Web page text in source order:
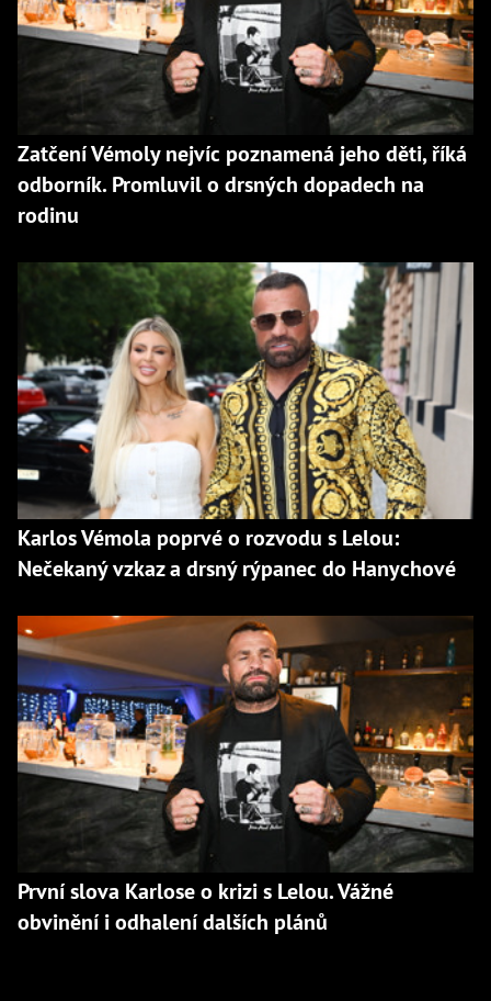
Zatčení Vémoly nejvíc poznamená jeho děti, říká
odborník. Promluvil o drsných dopadech na
rodinu
Karlos Vémola poprvé o rozvodu s Lelou:
Nečekaný vzkaz a drsný rýpanec do Hanychové
První slova Karlose o krizi s Lelou. Vážné
obvinění i odhalení dalších plánů